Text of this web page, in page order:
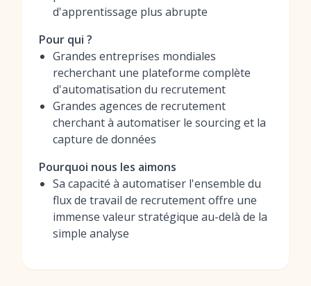
d'apprentissage plus abrupte
Pour qui ?
Grandes entreprises mondiales
recherchant une plateforme complète
d'automatisation du recrutement
Grandes agences de recrutement
cherchant à automatiser le sourcing et la
capture de données
Pourquoi nous les aimons
Sa capacité à automatiser l'ensemble du
flux de travail de recrutement offre une
immense valeur stratégique au-delà de la
simple analyse